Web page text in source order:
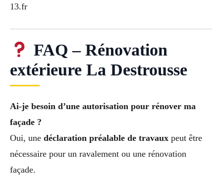
13.fr
FAQ – Rénovation
extérieure La Destrousse
Ai-je besoin d’une autorisation pour rénover ma
façade ?
Oui, une déclaration préalable de travaux peut être
nécessaire pour un ravalement ou une rénovation
façade.